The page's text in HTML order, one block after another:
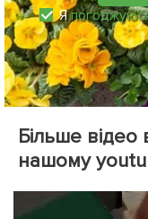
Я
Більше
нашому